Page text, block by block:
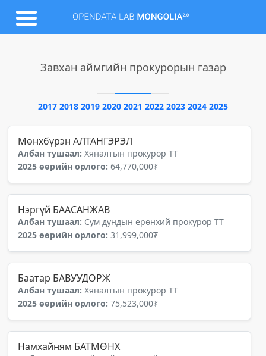
Завхан аймгийн прокурорын газар
2017 2018 2019 2020 2021 2022 2023 2024 2025
Мөнхбүрэн АЛТАНГЭРЭЛ
Албан тушаал: Хяналтын прокурор ТТ
2025 өөрийн орлого: 64,770,000₮
Нэргүй БААСАНЖАВ
Албан тушаал: Сум дундын ерөнхий прокурор ТТ
2025 өөрийн орлого: 31,999,000₮
Баатар БАВУУДОРЖ
Албан тушаал: Хяналтын прокурор ТТ
2025 өөрийн орлого: 75,523,000₮
Намхайням БАТМӨНХ